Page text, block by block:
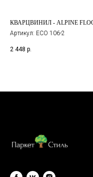
КВАРЦВИНИЛ - ALPINE
Артикул: ECO 106-2
2 448 р.